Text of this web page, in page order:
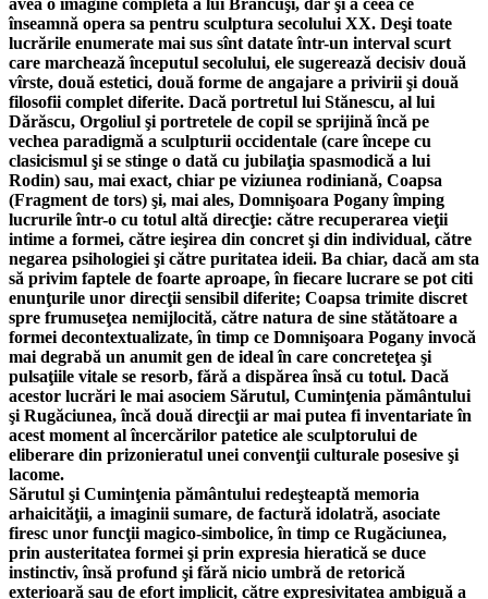
înseamnă opera sa pentru sculptura secolului XX. Deşi toate
lucrările enumerate mai sus sînt datate într-un interval scurt
care marchează începutul secolului, ele sugerează decisiv două
vîrste, două estetici, două forme de angajare a privirii şi două
filosofii complet diferite. Dacă portretul lui Stănescu, al lui
Dărăscu, Orgoliul şi portretele de copil se sprijină încă pe
vechea paradigmă a sculpturii occidentale (care începe cu
clasicismul şi se stinge o dată cu jubilaţia spasmodică a lui
Rodin) sau, mai exact, chiar pe viziunea rodiniană, Coapsa
(Fragment de tors) şi, mai ales, Domnişoara Pogany împing
lucrurile într-o cu totul altă direcţie: către recuperarea vieţii
intime a formei, către ieşirea din concret şi din individual, către
negarea psihologiei şi către puritatea ideii. Ba chiar, dacă am sta
să privim faptele de foarte aproape, în fiecare lucrare se pot citi
enunţurile unor direcţii sensibil diferite; Coapsa trimite discret
spre frumuseţea nemijlocită, către natura de sine stătătoare a
formei decontextualizate, în timp ce Domnişoara Pogany invocă
mai degrabă un anumit gen de ideal în care concreteţea şi
pulsaţiile vitale se resorb, fără a dispărea însă cu totul. Dacă
acestor lucrări le mai asociem Sărutul, Cuminţenia pământului
şi Rugăciunea, încă două direcţii ar mai putea fi inventariate în
acest moment al încercărilor patetice ale sculptorului de
eliberare din prizonieratul unei convenţii culturale posesive şi
lacome.
Sărutul şi Cuminţenia pământului redeşteaptă memoria
arhaicităţii, a imaginii sumare, de factură idolatră, asociate
firesc unor funcţii magico-simbolice, în timp ce Rugăciunea,
prin austeritatea formei şi prin expresia hieratică se duce
instinctiv, însă profund şi fără nicio umbră de retorică
exterioară sau de efort implicit, către expresivitatea ambiguă a